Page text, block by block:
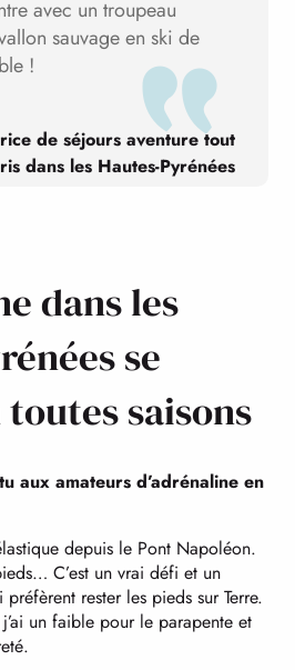
avec un troupeau
sauvage en ski de
!
de séjours aventure tout
dans les Hautes-Pyrénées
dans les
se
saisons
aux amateurs d’adrénaline en
depuis le Pont Napoléon.
C’est un vrai défi et un
rester les pieds sur Terre.
un faible pour le parapente et